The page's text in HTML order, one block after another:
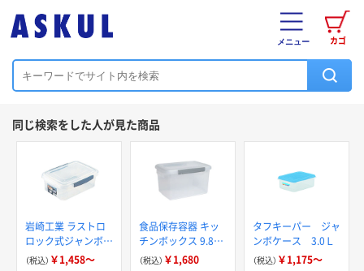
カゴ
メニュー
同じ検索をした人が見た商品
岩崎工業 ラストロ
ロック式ジャンボケ
ース 浅型
（税込） ￥1,458～
食品保存容器 キッ
チンボックス 9.8L
1個 アスベル
（税込） ￥1,680
タフキーパー ジャ
ンボケース 3.0Ｌ
（税込） ￥1,175～